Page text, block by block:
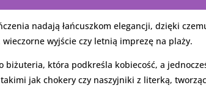
nadają łańcuszkom elegancji, dzięki
wyjście czy letnią imprezę na plaży.
biżuteria, która podkreśla kobiecość, a
jak chokery czy naszyjniki z literką,